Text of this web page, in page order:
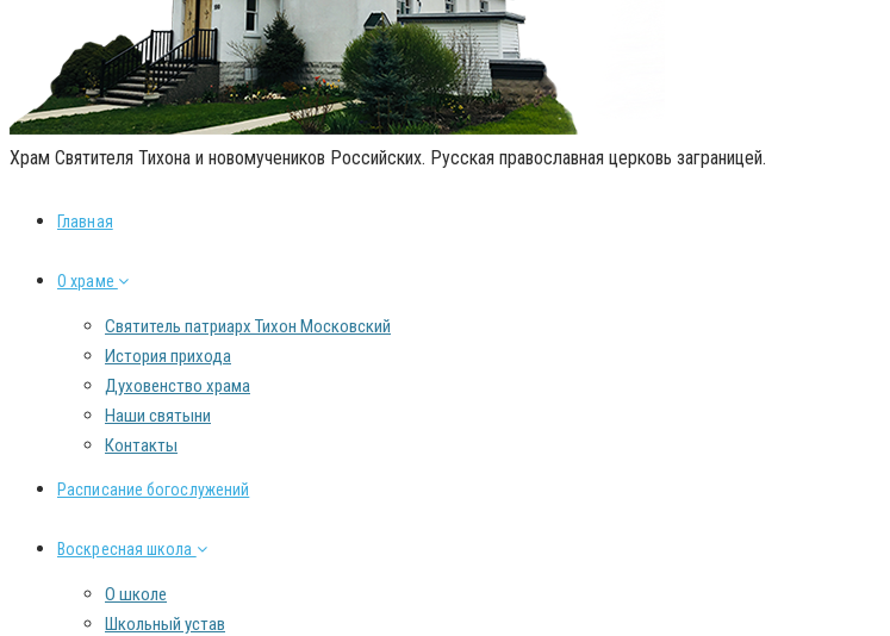
Храм Святителя Тихона и новомучеников Российских. Русская православная церковь заграницей.
Главная
О храме
Святитель патриарх Тихон Московский
История прихода
Духовенство храма
Наши святыни
Контакты
Расписание богослужений
Воскресная школа
О школе
Школьный устав